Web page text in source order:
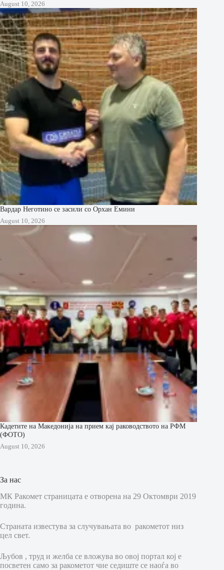
August 10, 2026
Вардар Неготино се засили со Орхан Емини
August 10, 2026
Кадетите на Македонија на прием кај раководството на РФМ
(ФОТО)
August 10, 2026
За нас
МК Ракомет страницата е отворена на 29 Октомври 2019
година.
Страната известува за случувањата во ракометот низ
цел свет.
Љубов , труд и желба се вложува во овој портал кој е
посветен само за ракометот чие седиште се наоѓа во